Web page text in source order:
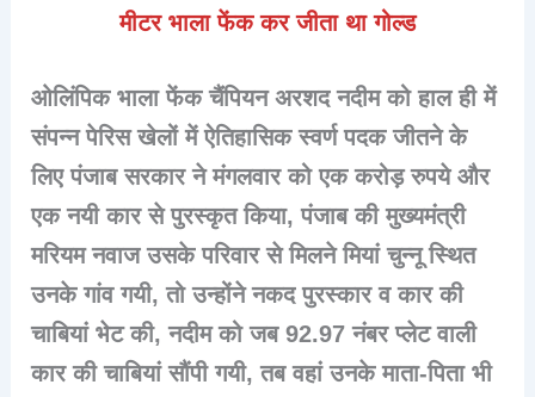
मीटर भाला फेंक कर जीता था गोल्ड
ओलिंपिक भाला फेंक चैंपियन अरशद नदीम को हाल ही में
संपन्न पेरिस खेलों में ऐतिहासिक स्वर्ण पदक जीतने के
लिए पंजाब सरकार ने मंगलवार को एक करोड़ रुपये और
एक नयी कार से पुरस्कृत किया, पंजाब की मुख्यमंत्री
मरियम नवाज उसके परिवार से मिलने मियां चुन्नू स्थित
उनके गांव गयी, तो उन्होंने नकद पुरस्कार व कार की
चाबियां भेट की, नदीम को जब 92.97 नंबर प्लेट वाली
कार की चाबियां सौंपी गयी, तब वहां उनके माता-पिता भी